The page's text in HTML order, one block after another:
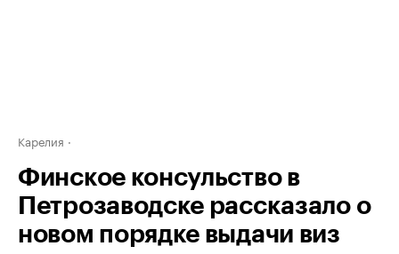
Карелия
Финское консульство в
Петрозаводске рассказало о
новом порядке выдачи виз